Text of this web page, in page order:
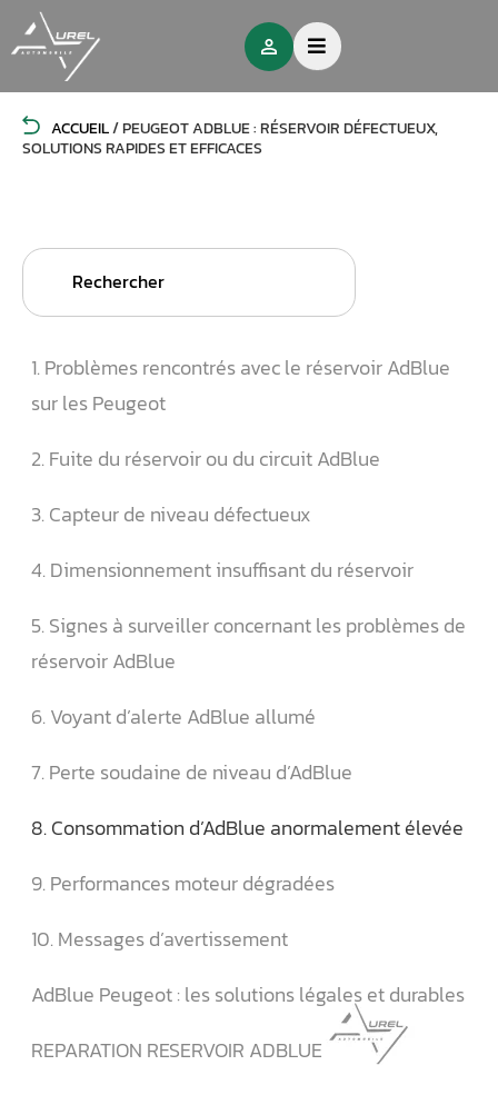
ACCUEIL/PEUGEOT ADBLUE : RÉSERVOIR DÉFECTUEUX,
SOLUTIONS RAPIDES ET EFFICACES
Search
1. Problèmes rencontrés avec le réservoir AdBlue
sur les Peugeot
2. Fuite du réservoir ou du circuit AdBlue
3. Capteur de niveau défectueux
4. Dimensionnement insuffisant du réservoir
5. Signes à surveiller concernant les problèmes de
réservoir AdBlue
6. Voyant d’alerte AdBlue allumé
7. Perte soudaine de niveau d’AdBlue
8. Consommation d’AdBlue anormalement élevée
9. Performances moteur dégradées
10. Messages d’avertissement
AdBlue Peugeot : les solutions légales et durables
REPARATION RESERVOIR ADBLUE